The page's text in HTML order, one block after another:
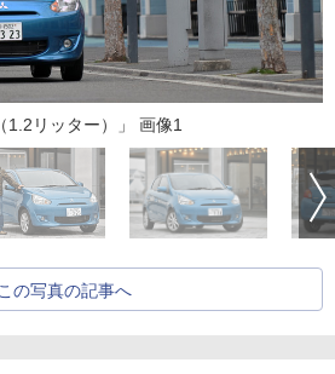
1.2リッター）」 画像1
この写真の記事へ